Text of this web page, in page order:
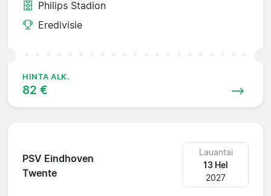
Philips Stadion
Eredivisie
HINTA ALK.
82 €
PSV Eindhoven
Twente
Lauantai
13 Hel
2027